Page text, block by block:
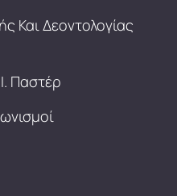
Και Δεοντολογίας
Παστέρ